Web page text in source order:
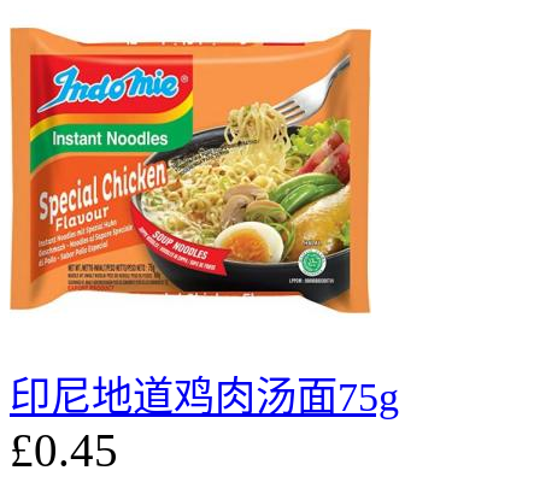
印尼地道鸡肉汤面75g
£0.45